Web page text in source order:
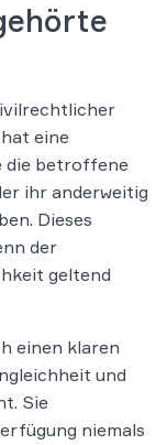
eine
die betroffene
ihr anderweitig
Dieses
der
geltend
einen klaren
und
Sie
niemals